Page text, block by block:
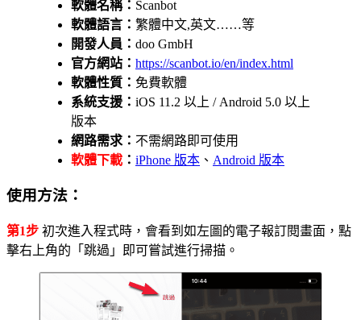
軟體名稱： Scanbot
軟體語言： 繁體中文,英文……等
開發人員： doo GmbH
官方網站： https://scanbot.io/en/index.html
軟體性質： 免費軟體
系統支援： iOS 11.2 以上 / Android 5.0 以上
版本
網路需求： 不需網路即可使用
軟體下載 ： iPhone 版本 、 Android 版本
使用方法：
第1步 初次進入程式時，會看到如左圖的電子報訂閱畫面，點
擊右上角的「跳過」即可嘗試進行掃描。